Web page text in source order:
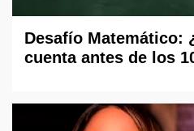
Desafío Matemático:
cuenta antes de los